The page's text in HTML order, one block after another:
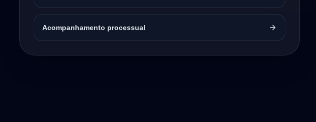
Acompanhamento processual